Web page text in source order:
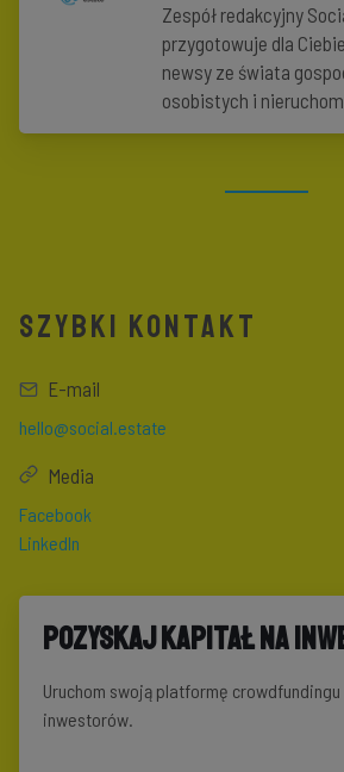
Zespół redakcyjny
przygotowuje dla
newsy ze świata
osobistych i
Pozyskaj kapitał na
Uruchom swoją platformę
inwestorów.
SZYBKI KONTAKT
E-mail
hello@social.estate
Media
Facebook
LinkedIn